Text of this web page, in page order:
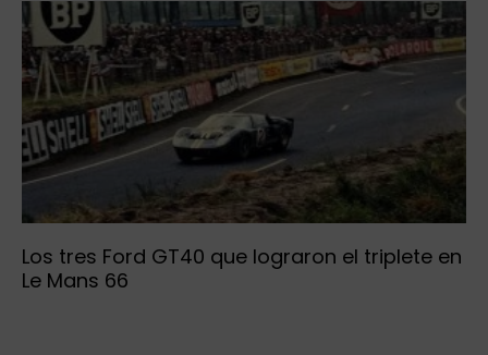
Los tres Ford GT40 que lograron el triplete en
Le Mans 66